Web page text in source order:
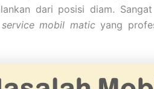
dari posisi diam.
service mobil maticyang